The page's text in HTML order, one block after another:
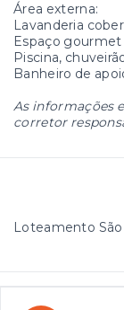
Área externa:
Lavanderia
Espaço gourmet
Piscina,
Banheiro de
As informações
corretor
Loteamento São